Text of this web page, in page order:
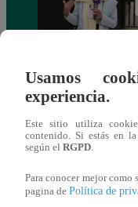
Cantante Jaime
de ‘La Voz Perú’
Usamos
experiencia.
Este sitio utiliza
contenido. Si estás en la
según el RGPD.
Para conocer mejor
pagina de Política de